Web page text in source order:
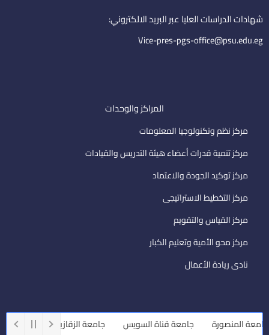
i
l
شهادات الدراسات العليا عبر البريد الالكتروني:
Vice-pres-pgs-office@psu.edu.eg
المراكز والوحدات
مركز نظم وتكنولوجيا المعلومات
مركز تنمية قدرات أعضاء هيئة التدريس والقيادات
مركز توكيد الجودة والاعتماد
مركز التخطيط الاستراتيجى
مركز القياس والتقويم
مركز محو الأمية وتعليم الكبار
نادى ريادة الأعمال
المنصورة جامعة قناة السويس جامعة الزقازيق جامعة